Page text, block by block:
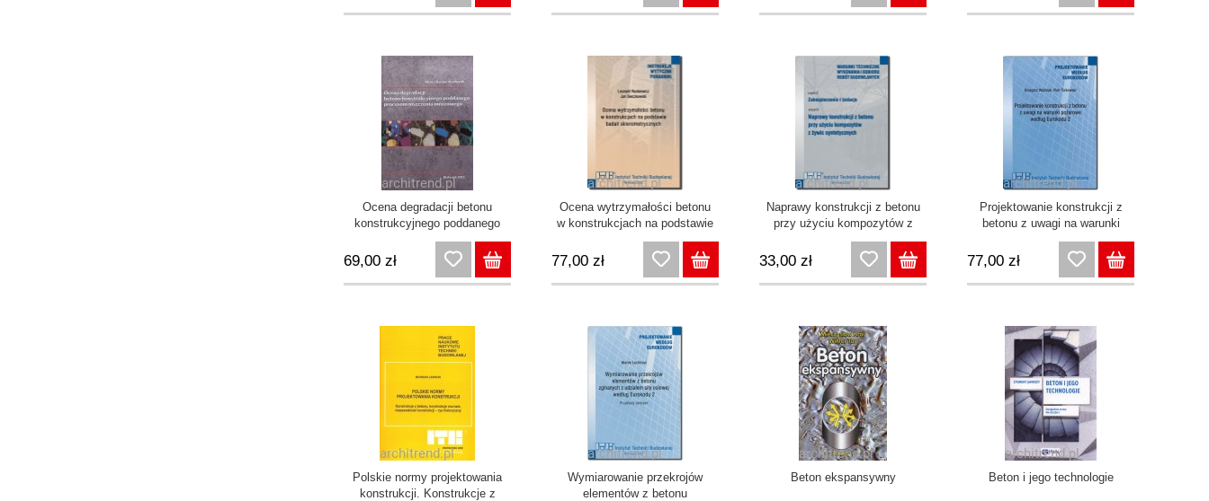
Ocena degradacji betonu
konstrukcyjnego poddanego
procesom niszczenia
mrozowego
69,00 zł
Ocena wytrzymałości betonu
w konstrukcjach na podstawie
badań sklerometrycznych.
Poradnik
77,00 zł
Naprawy konstrukcji z betonu
przy użyciu kompozytów z
żywic syntetycznych
33,00 zł
Projektowanie konstrukcji z
betonu z uwagi na warunki
pożarowe według Eurokodu 2
77,00 zł
Polskie normy projektowania
konstrukcji. Konstrukcje z
Wymiarowanie przekrojów
elementów z betonu
Beton ekspansywny Beton i jego technologie